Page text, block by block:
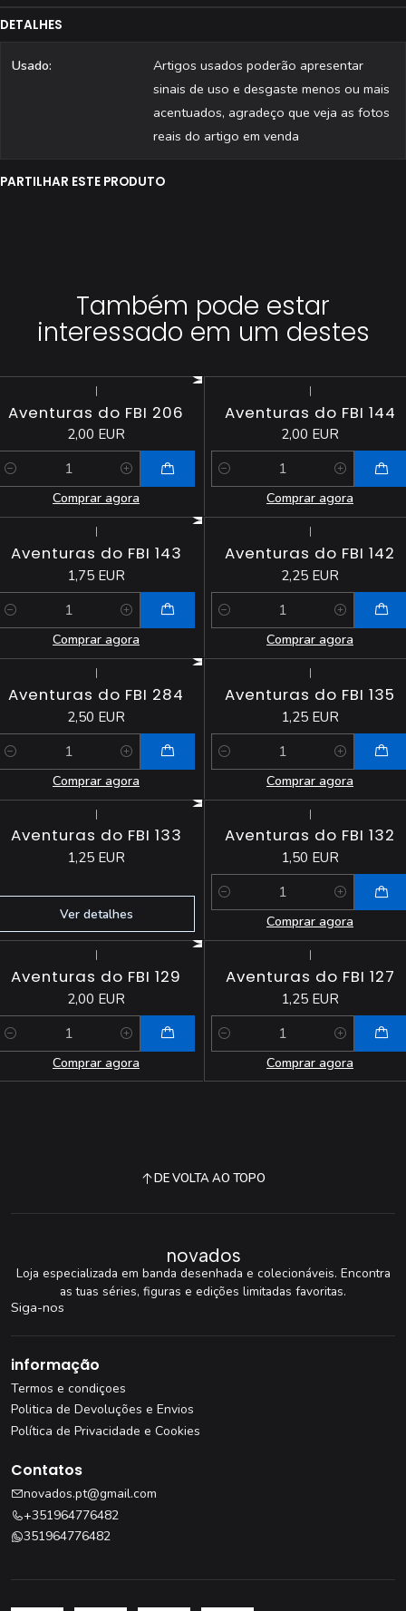
DETALHES
Usado:
Artigos usados poderão apresentar
sinais de uso e desgaste menos ou mais
acentuados, agradeço que veja as fotos
reais do artigo em venda
PARTILHAR ESTE PRODUTO
Também pode estar
interessado em um destes
|
Aventuras do FBI 206
2,00 EUR
Comprar agora
|
Aventuras do FBI 144
2,00 EUR
Quantidade
Comprar agora
|
Aventuras do FBI 143
1,75 EUR
Comprar agora
|
Aventuras do FBI 142
2,25 EUR
Quantidade
Comprar agora
|
Aventuras do FBI 284
2,50 EUR
Comprar agora
|
Aventuras do FBI 135
1,25 EUR
Quantidade
Comprar agora
|
Aventuras do FBI 133
1,25 EUR
Ver detalhes
|
Aventuras do FBI 132
1,50 EUR
Quantidade
Comprar agora
|
Aventuras do FBI 129
2,00 EUR
Comprar agora
|
Aventuras do FBI 127
1,25 EUR
Quantidade
Comprar agora
DE VOLTA AO TOPO
novados
Loja especializada em banda desenhada e colecionáveis. Encontra
as tuas séries, figuras e edições limitadas favoritas.
Siga-nos
informação
Termos e condiçoes
Politica de Devoluções e Envios
Política de Privacidade e Cookies
Contatos
novados.pt@gmail.com
+351964776482
351964776482